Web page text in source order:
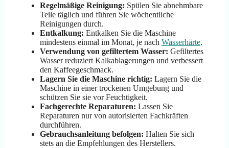
Regelmäßige Reinigung: Spülen Sie abnehmbare
Teile täglich und führen Sie wöchentliche
Reinigungen durch.
Entkalkung: Entkalken Sie die Maschine
mindestens einmal im Monat, je nach Wasserhärte.
Verwendung von gefiltertem Wasser: Gefiltertes
Wasser reduziert Kalkablagerungen und verbessert
den Kaffeegeschmack.
Lagern Sie die Maschine richtig: Lagern Sie die
Maschine in einer trockenen Umgebung und
schützen Sie sie vor Feuchtigkeit.
Fachgerechte Reparaturen: Lassen Sie
Reparaturen nur von autorisierten Fachkräften
durchführen.
Gebrauchsanleitung befolgen: Halten Sie sich
stets an die Empfehlungen des Herstellers.